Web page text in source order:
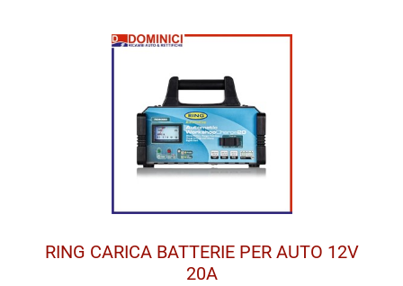
RING CARICA BATTERIE PER AUTO 12V
20A